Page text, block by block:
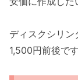
ディスクシリ
1,500円前後です